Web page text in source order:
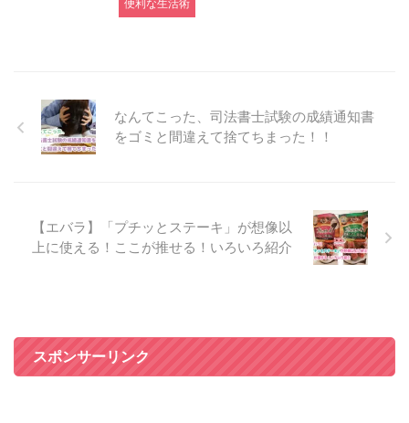
便利な生活術
なんてこった、司法書士試験の成績通知書
をゴミと間違えて捨てちまった！！
【エバラ】「プチッとステーキ」が想像以
上に使える！ここが推せる！いろいろ紹介
スポンサーリンク